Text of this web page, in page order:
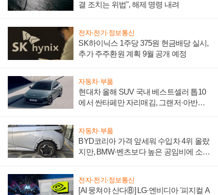
결 조치는 위법", 해제 명령 내려
전자·전기·정보통신
SK하이닉스 1주당 375원 현금배당 실시,
추가 주주환원 계획 9월 공개 예정
자동차·부품
현대차 올해 SUV 국내 베스트셀러 톱10
에서 싼타페만 자리매김, 그랜저·아반떼
자동차·부품
BYD코리아 가격 앞세워 수입차 4위 올랐
지만, BMW·벤츠보다 높은 공임비에 소비
전자·전기·정보통신
[AI 뭉쳐야 산다⑧] LG·엔비디아 '피지컬 A